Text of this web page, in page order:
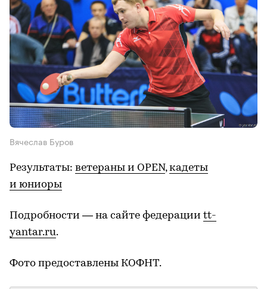
Вячеслав Буров
Результаты: ветераны и OPEN,кадеты
и юниоры
Подробности — на сайте федерации tt-
yantar.ru.
Фото предоставлены КОФНТ.